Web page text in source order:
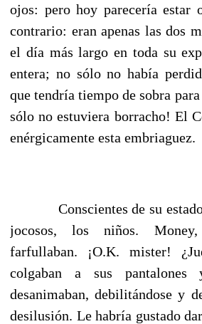
ojos: pero hoy parecería estar
contrario: eran apenas las dos
el día más largo en toda su
entera; no sólo no había
que tendría tiempo de sobra para
sólo no estuviera borracho! El
enérgicamente esta embriaguez.
Conscientes de su estado,
jocosos, los niños.
farfullaban. ¡O.K. mister!
colgaban a sus
desanimaban, debilitándose y
desilusión. Le habría gustado